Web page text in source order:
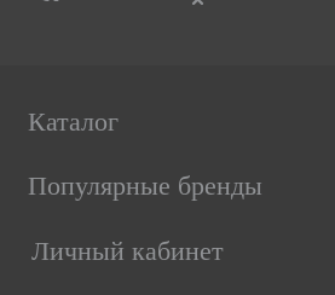
Каталог
Популярные бренды
Личный кабинет